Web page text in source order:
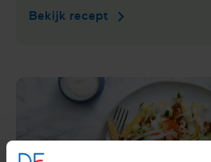
Bekijk recept Salade
sesamdressing